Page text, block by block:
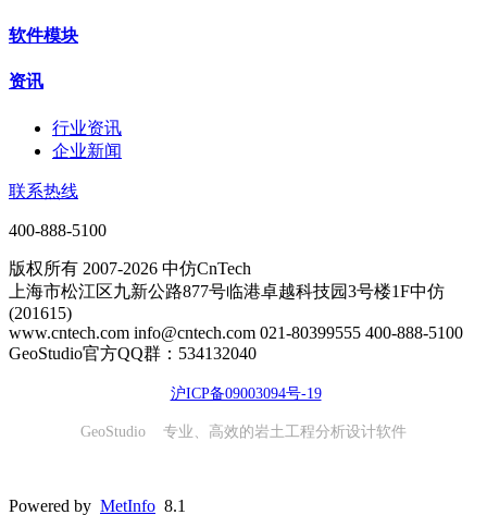
软件模块
资讯
行业资讯
企业新闻
联系热线
400-888-5100
版权所有 2007-2026 中仿CnTech
上海市松江区九新公路877号临港卓越科技园3号楼1F中仿
(201615)
www.cntech.com info@cntech.com 021-80399555 400-888-5100
GeoStudio官方QQ群：534132040
沪ICP备09003094号-19
GeoStudio 专业、高效的岩土工程分析设计软件
Powered by MetInfo 8.1